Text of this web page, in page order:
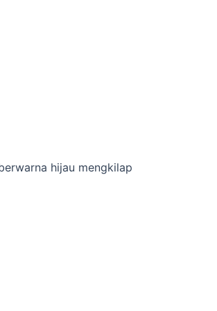
hijau mengkilap